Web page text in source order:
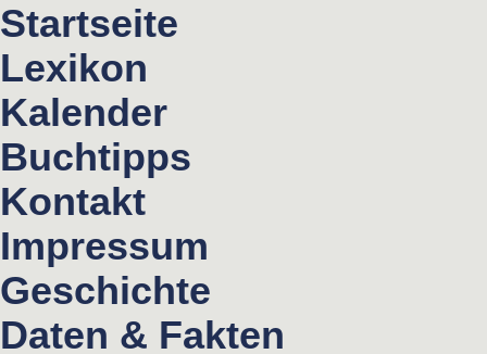
Startseite
Lexikon
Kalender
Buchtipps
Kontakt
Impressum
Geschichte
Daten & Fakten